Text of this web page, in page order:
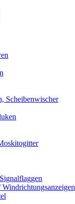
Scheibenwischer
Windrichtungsanzeigen